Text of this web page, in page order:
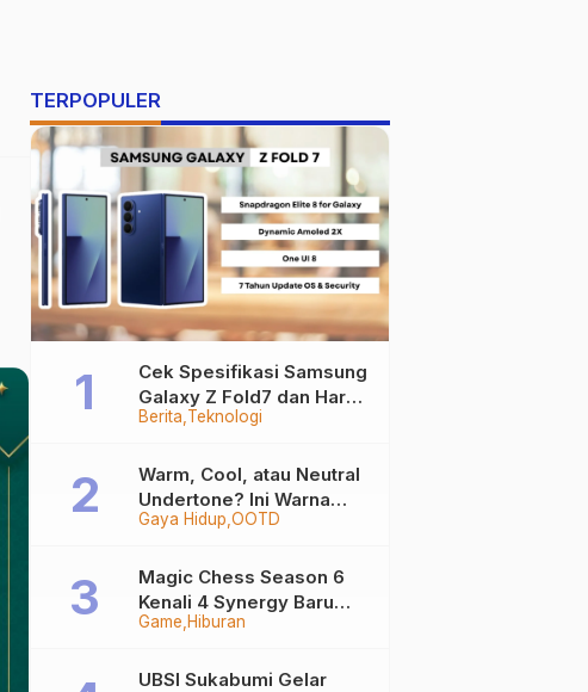
TERPOPULER
Berita Teknologi
Cek Spesifikasi Samsung
Galaxy Z Fold7 dan Harga
Resminya
Gaya Hidup OOTD
Warm, Cool, atau Neutral
Undertone? Ini Warna
Baju yang Bikin Kamu
Game Hiburan
Magic Chess Season 6
Kenali 4 Synergy Baru
Terkuat
UBSI Sukabumi Gelar